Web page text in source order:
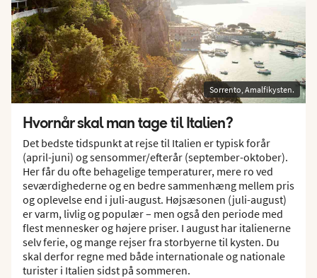
Sorrento, Amalfikysten.
Hvornår skal man tage til Italien?
Det bedste tidspunkt at rejse til Italien er typisk forår
(april-juni) og sensommer/efterår (september-oktober).
Her får du ofte behagelige temperaturer, mere ro ved
seværdighederne og en bedre sammenhæng mellem pris
og oplevelse end i juli-august. Højsæsonen (juli-august)
er varm, livlig og populær – men også den periode med
flest mennesker og højere priser. I august har italienerne
selv ferie, og mange rejser fra storbyerne til kysten. Du
skal derfor regne med både internationale og nationale
turister i Italien sidst på sommeren.